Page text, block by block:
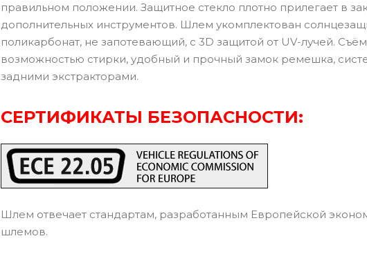
правильном положении. Защитное стекло плотно прилегает в
дополнительных инструментов. Шлем укомплектован
поликарбонат, не запотевающий, с 3D защитой от UV-лучей.
возможностью стирки, удобный и прочный замок ремешка,
задними экстракторами.
СЕРТИФИКАТЫ БЕЗОПАСНОСТИ:
Шлем отвечает стандартам, разработанным Европейской
шлемов.